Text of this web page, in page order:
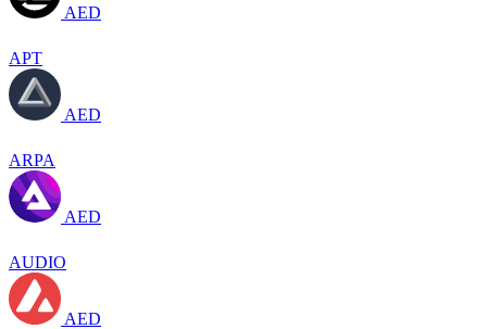
AED
APT
AED
ARPA
AED
AUDIO
AED